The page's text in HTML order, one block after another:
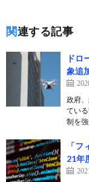
関連する記事
ドロ
象追
政府
てい
制を
「
21年